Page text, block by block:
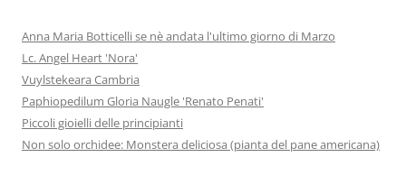
Anna Maria Botticelli se nè andata l'ultimo giorno di Marzo
Lc. Angel Heart 'Nora'
Vuylstekeara Cambria
Paphiopedilum Gloria Naugle 'Renato Penati'
Piccoli gioielli delle principianti
Non solo orchidee: Monstera deliciosa (pianta del pane americana)